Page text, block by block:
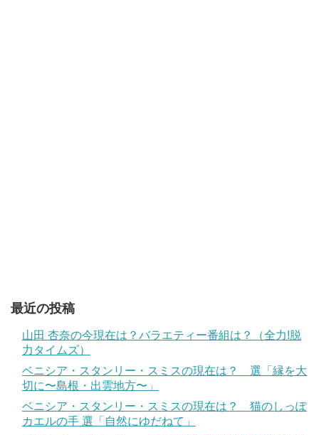
最近の投稿
山田 杏奈の今現在は？バラエティー番組は？（全力!脱
力タイムズ）
ベニシア・スタンリー・スミスの現在は？ 選「縁を大
切に〜島根・出雲地方〜」
ベニシア・スタンリー・スミスの現在は？ 猫のしっぽ
カエルの手 選「自然にゆだねて」